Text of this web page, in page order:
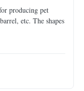
producing pet
etc. The shapes